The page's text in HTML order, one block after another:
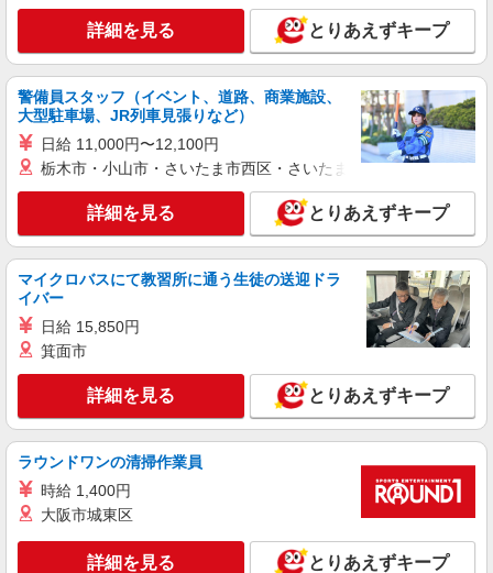
詳細を見る
アルバイト パート
とんかつ和幸
とんかつ専門店の接客、調理補助
アルバイト・パート：時給1,150円〜
愛知県名古屋市中区栄3-29-1 名古屋パルコ
西館7F
キープ 詳細を見る
アルバイト パート
なか卯 広小路本町店
掃・など）
時給1180円 22:00〜翌5:00：時給1475円 高校
生：時給1140円
愛知県名古屋市中区栄2-4-6 クレスト広小路
キープ 詳細を見る
パート
詳細を見る とりあえずキープ
警備員スタッフ（イベント、道路、商業施設、
大型駐車場、JR列車見張りなど）
日給 11,000円〜12,100円
栃木市・小山市・さいたま市西区・さいたま市岩槻区・久喜市・
詳細を見る とりあえずキープ
マイクロバスにて教習所に通う生徒の送迎ドラ
イバー
日給 15,850円
箕面市
詳細を見る とりあえずキープ
ラウンドワンの清掃作業員
時給 1,400円
大阪市城東区
詳細を見る とりあえずキープ